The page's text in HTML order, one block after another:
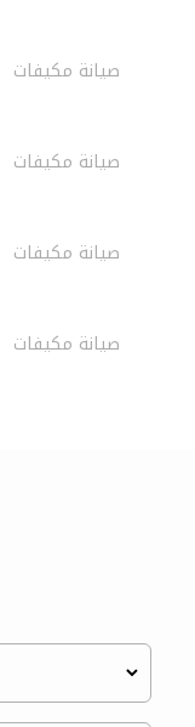
صيانة مكيفات
صيانة مكيفات
صيانة مكيفات
صيانة مكيفات